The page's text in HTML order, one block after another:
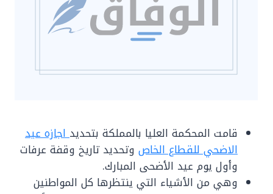
قامت المحكمة العليا بالمملكة بتحديداجازه عيد
الاضحي للقطاع الخاص وتحديد تاريخ وقفة عرفات
وأول يوم عيد الأضحى المبارك.
وهي من الأشياء التي ينتظرها كل المواطنين